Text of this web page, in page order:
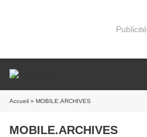
Publicité
Accueil » MOBILE.ARCHIVES
MOBILE.ARCHIVES